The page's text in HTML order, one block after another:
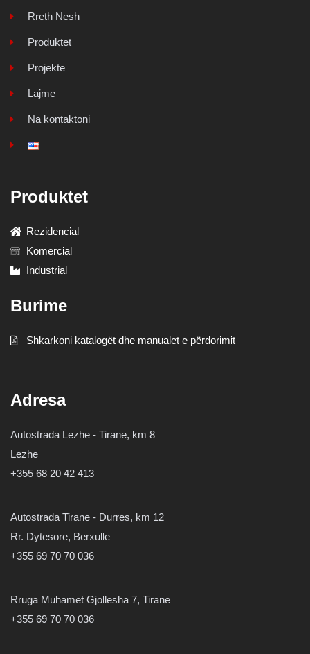
Rreth Nesh
Produktet
Projekte
Lajme
Na kontaktoni
Produktet
Rezidencial
Komercial
Industrial
Burime
Shkarkoni katalogët dhe manualet e përdorimit
Adresa
Autostrada Lezhe - Tirane, km 8
Lezhe
+355 68 20 42 413
Autostrada Tirane - Durres, km 12
Rr. Dytesore, Berxulle
+355 69 70 70 036
Rruga Muhamet Gjollesha 7, Tirane
+355 69 70 70 036